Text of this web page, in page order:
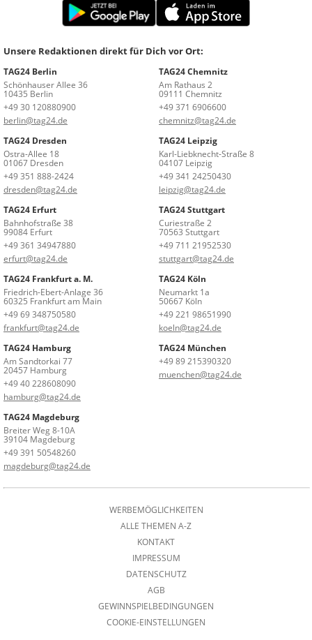
Unsere Redaktionen direkt für Dich vor Ort:
TAG24 Berlin
Schönhauser Allee 36
10435 Berlin
+49 30 120880900
berlin@tag24.de
TAG24 Chemnitz
Am Rathaus 2
09111 Chemnitz
+49 371 6906600
chemnitz@tag24.de
TAG24 Dresden
Ostra-Allee 18
01067 Dresden
+49 351 888-2424
dresden@tag24.de
TAG24 Leipzig
Karl-Liebknecht-Straße 8
04107 Leipzig
+49 341 24250430
leipzig@tag24.de
TAG24 Erfurt
Bahnhofstraße 38
99084 Erfurt
+49 361 34947880
erfurt@tag24.de
TAG24 Stuttgart
Curiestraße 2
70563 Stuttgart
+49 711 21952530
stuttgart@tag24.de
TAG24 Frankfurt a. M.
Friedrich-Ebert-Anlage 36
60325 Frankfurt am Main
+49 69 348750580
frankfurt@tag24.de
TAG24 Köln
Neumarkt 1a
50667 Köln
+49 221 98651990
koeln@tag24.de
TAG24 Hamburg
Am Sandtorkai 77
20457 Hamburg
+49 40 228608090
hamburg@tag24.de
TAG24 München
+49 89 215390320
muenchen@tag24.de
TAG24 Magdeburg
Breiter Weg 8-10A
39104 Magdeburg
+49 391 50548260
magdeburg@tag24.de
WERBEMÖGLICHKEITEN
ALLE THEMEN A-Z
KONTAKT
IMPRESSUM
DATENSCHUTZ
AGB
GEWINNSPIELBEDINGUNGEN
COOKIE-EINSTELLUNGEN